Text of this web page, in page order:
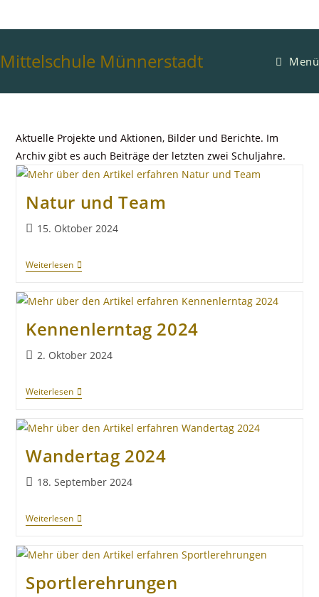
Mittelschule Münnerstadt Menü
Aktuelle Projekte und Aktionen, Bilder und Berichte. Im
Archiv gibt es auch Beiträge der letzten zwei Schuljahre.
Natur und Team
15. Oktober 2024
Weiterlesen
Kennenlerntag 2024
2. Oktober 2024
Weiterlesen
Wandertag 2024
18. September 2024
Weiterlesen
Sportlerehrungen